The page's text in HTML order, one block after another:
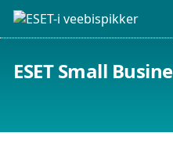
ESET Small